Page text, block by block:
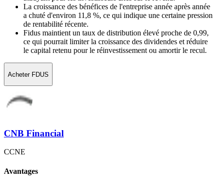
La croissance des bénéfices de l'entreprise année après année
a chuté d'environ 11,8 %, ce qui indique une certaine pression
de rentabilité récente.
Fidus maintient un taux de distribution élevé proche de 0,99,
ce qui pourrait limiter la croissance des dividendes et réduire
le capital retenu pour le réinvestissement ou amortir le recul.
Acheter FDUS
CNB Financial
CCNE
Avantages